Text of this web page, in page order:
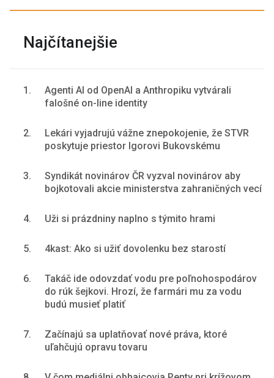
Najčítanejšie
1.
Agenti AI od OpenAI a Anthropiku vytvárali
falošné on-line identity
2.
Lekári vyjadrujú vážne znepokojenie, že STVR
poskytuje priestor Igorovi Bukovskému
3.
Syndikát novinárov ČR vyzval novinárov aby
bojkotovali akcie ministerstva zahraničných vecí
4. Uži si prázdniny naplno s týmito hrami
5. 4kast: Ako si užiť dovolenku bez starostí
6.
Takáč ide odovzdať vodu pre poľnohospodárov
do rúk šejkovi. Hrozí, že farmári mu za vodu
budú musieť platiť
7.
Začínajú sa uplatňovať nové práva, ktoré
uľahčujú opravu tovaru